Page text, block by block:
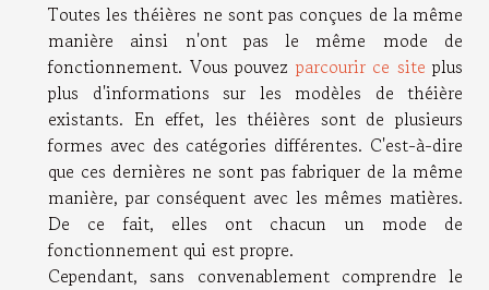
Toutes les théières ne sont pas conçues de la même
manière ainsi n'ont pas le même mode de
fonctionnement. Vous pouvez parcourir ce site plus
plus d'informations sur les modèles de théière
existants. En effet, les théières sont de plusieurs
formes avec des catégories différentes. C'est-à-dire
que ces dernières ne sont pas fabriquer de la même
manière, par conséquent avec les mêmes matières.
De ce fait, elles ont chacun un mode de
fonctionnement qui est propre.
Cependant, sans convenablement comprendre le